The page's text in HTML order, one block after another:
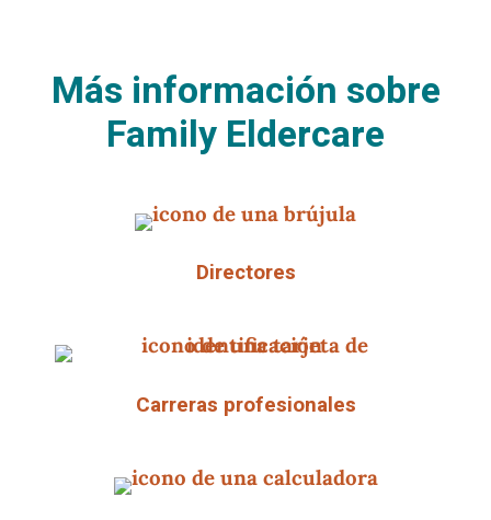
Más información sobre
Family Eldercare
Directores
Carreras profesionales